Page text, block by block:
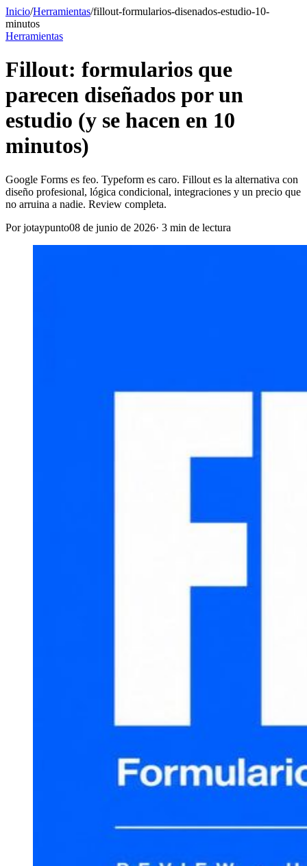
Inicio/Herramientas/fillout-formularios-disenados-estudio-10-
minutos
Herramientas
Fillout: formularios que
parecen diseñados por un
estudio (y se hacen en 10
minutos)
Google Forms es feo. Typeform es caro. Fillout es la alternativa con
diseño profesional, lógica condicional, integraciones y un precio que
no arruina a nadie. Review completa.
Porjotaypunto08 de junio de 2026· 3 min de lectura